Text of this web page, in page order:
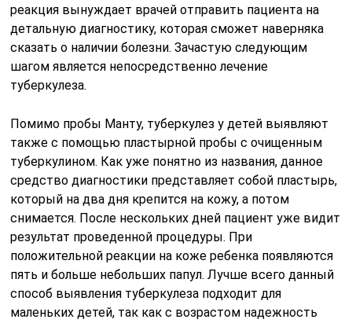
реакция вынуждает врачей отправить пациента на
детальную диагностику, которая сможет наверняка
сказать о наличии болезни. Зачастую следующим
шагом является непосредственно лечение
туберкулеза.
Помимо пробы Манту, туберкулез у детей выявляют
также с помощью пластырной пробы с очищенным
туберкулином. Как уже понятно из названия, данное
средство диагностики представляет собой пластырь,
который на два дня крепится на кожу, а потом
снимается. После нескольких дней пациент уже видит
результат проведенной процедуры. При
положительной реакции на коже ребенка появляются
пять и больше небольших папул. Лучше всего данный
способ выявления туберкулеза подходит для
маленьких детей, так как с возрастом надежность